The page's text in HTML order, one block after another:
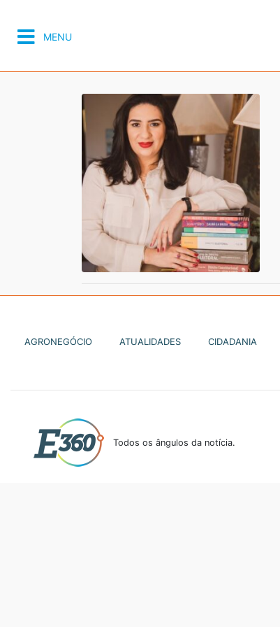
MENU
AGRONEGÓCIO ATUALIDADES CIDADANIA
Todos os ângulos da notícia.